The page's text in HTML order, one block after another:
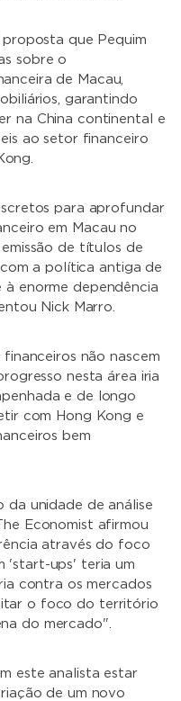
proposta que Pequim
sobre o
de Macau,
garantindo
na China continental e
ao setor financeiro
para aprofundar
em Macau no
de títulos de
a política antiga de
enorme dependência
Nick Marro.
não nascem
nesta área iria
e de longo
com Hong Kong e
bem
da unidade de análise
Economist afirmou
através do foco
'start-ups' teria um
contra os mercados
o foco do território
do mercado".
este analista estar
de um novo